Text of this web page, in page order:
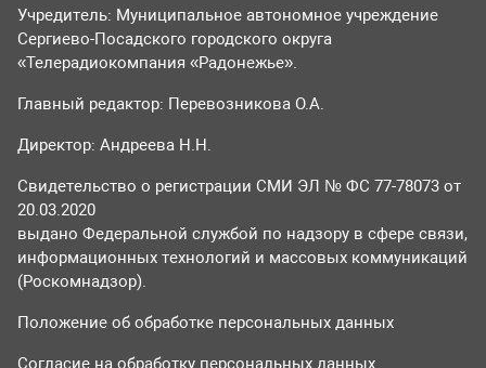
Учредитель: Муниципальное автономное учреждение
Сергиево-Посадского городского округа
«Телерадиокомпания «Радонежье».
Главный редактор: Перевозникова О.А.
Директор: Андреева Н.Н.
Свидетельство о регистрации СМИ ЭЛ № ФС 77-78073 от
20.03.2020
выдано Федеральной службой по надзору в сфере связи,
информационных технологий и массовых коммуникаций
(Роскомнадзор).
Положение об обработке персональных данных
Согласие на обработку персональных данных